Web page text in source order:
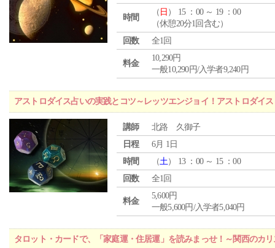
時間
（ 日 ） 15 ：00 ～ 19 ：00
（休憩20分1回含む）
回数
全1回
料金
10,290円
一般10,290円/入学者9,240円
アストロダイス占いの実践とコツ～レッツエンジョイ！アストロダイス
講師
北路 久御子
日程
6月 1日
時間
（土） 13 ：00 ～ 15 ：00
回数
全1回
料金
5,600円
一般5,600円/入学者5,040円
タロット・カードで、「家庭運・住居運」を読みまっせ！～関西のカ